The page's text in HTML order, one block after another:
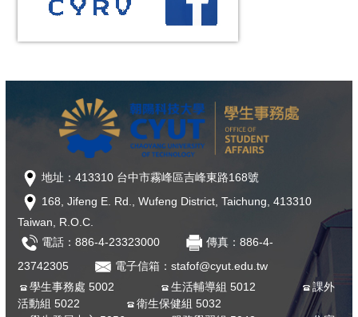
地址：413310 台中市霧峰區吉峰東路168號
168, Jifeng E. Rd., Wufeng District, Taichung, 413310
Taiwan, R.O.C.
電話：886-4-23323000
傳真：886-4-
23742305
電子信箱：stafof@cyut.edu.tw
學生事務處 5002
生活輔導組 5012
課外
活動組 5022
衛生保健組 5032